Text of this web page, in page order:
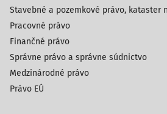
Stavebné a pozemkové právo, kataster
Pracovné právo
Finančné právo
Správne právo a správne súdnictvo
Medzinárodné právo
Právo EÚ